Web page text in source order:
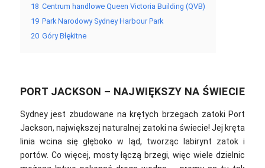
18 Centrum handlowe Queen Victoria Building (QVB)
19 Park Narodowy Sydney Harbour Park
20 Góry Błękitne
PORT JACKSON – NAJWIĘKSZY NA ŚWIECIE
Sydney jest zbudowane na krętych brzegach zatoki Port
Jackson, największej naturalnej zatoki na świecie! Jej kręta
linia wcina się głęboko w ląd, tworząc labirynt zatok i
portów. Co więcej, mosty łączą brzegi, więc wiele dzielnic